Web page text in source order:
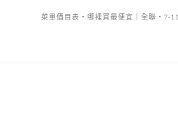
菜單價目表・哪裡買最便宜｜全聯・7-